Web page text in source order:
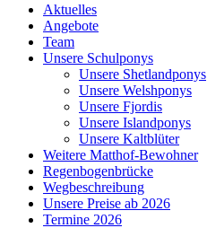
Aktuelles
Angebote
Team
Unsere Schulponys
Unsere Shetlandponys
Unsere Welshponys
Unsere Fjordis
Unsere Islandponys
Unsere Kaltblüter
Weitere Matthof-Bewohner
Regenbogenbrücke
Wegbeschreibung
Unsere Preise ab 2026
Termine 2026